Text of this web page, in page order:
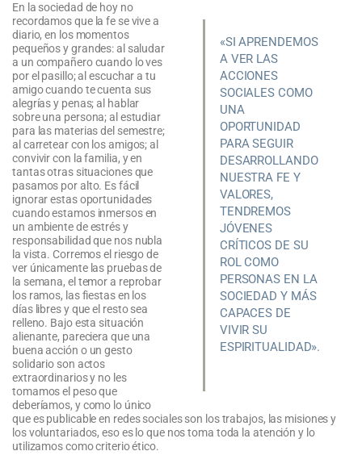
«SI APRENDEMOS
A VER LAS
ACCIONES
SOCIALES COMO
UNA
OPORTUNIDAD
PARA SEGUIR
DESARROLLANDO
NUESTRA FE Y
VALORES,
TENDREMOS
JÓVENES
CRÍTICOS DE SU
ROL COMO
PERSONAS EN LA
SOCIEDAD Y MÁS
CAPACES DE
VIVIR SU
ESPIRITUALIDAD».
En la sociedad de hoy no
recordamos que la fe se vive a
diario, en los momentos
pequeños y grandes: al saludar
a un compañero cuando lo ves
por el pasillo; al escuchar a tu
amigo cuando te cuenta sus
alegrías y penas; al hablar
sobre una persona; al estudiar
para las materias del semestre;
al carretear con los amigos; al
convivir con la familia, y en
tantas otras situaciones que
pasamos por alto. Es fácil
ignorar estas oportunidades
cuando estamos inmersos en
un ambiente de estrés y
responsabilidad que nos nubla
la vista. Corremos el riesgo de
ver únicamente las pruebas de
la semana, el temor a reprobar
los ramos, las fiestas en los
días libres y que el resto sea
relleno. Bajo esta situación
alienante, pareciera que una
buena acción o un gesto
solidario son actos
extraordinarios y no les
tomamos el peso que
deberíamos, y como lo único
que es publicable en redes sociales son los trabajos, las misiones y
los voluntariados, eso es lo que nos toma toda la atención y lo
utilizamos como criterio ético.